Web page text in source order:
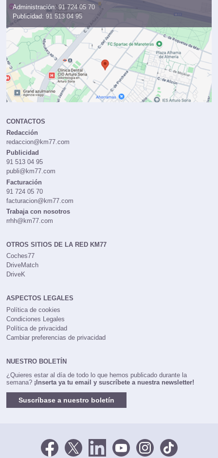
Administración: 91 724 05 70
Publicidad: 91 513 04 95
CONTACTOS
Redacción
redaccion@km77.com
Publicidad
91 513 04 95
publi@km77.com
Facturación
91 724 05 70
facturacion@km77.com
Trabaja con nosotros
rrhh@km77.com
OTROS SITIOS DE LA RED KM77
Coches77
DriveMatch
DriveK
ASPECTOS LEGALES
Política de cookies
Condiciones Legales
Política de privacidad
Cambiar preferencias de privacidad
NUESTRO BOLETÍN
¿Quieres estar al día de todo lo que hemos publicado durante la
semana? ¡Inserta ya tu email y suscríbete a nuestra newsletter!
Suscríbase a nuestro boletín